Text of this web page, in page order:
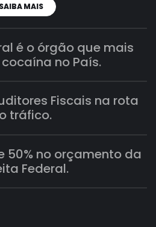
SAIBA MAIS
é o órgão que mais
no País.
Fiscais na rota
tráfico.
50% no orçamento da
Federal.